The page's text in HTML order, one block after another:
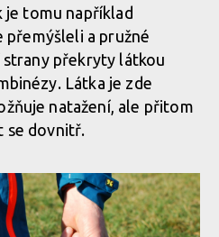
core edition - a neřešíš špatné
core edition - a neřešíš špatné
core edition - a neřešíš špatné
core edition - a neřešíš špatné
je tomu například
přemýšleli a pružné
překryty látkou
Látka je zde
natažení, ale přitom
se dovnitř.